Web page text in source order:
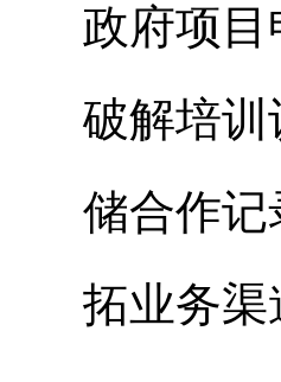
政府项
破解培
储合作
拓业务